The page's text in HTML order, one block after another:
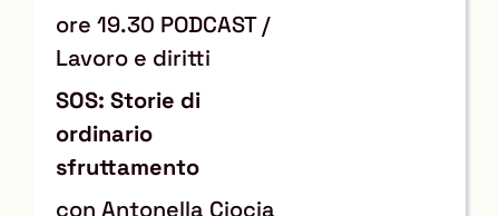
ore 19.30 PODCAST /
Lavoro e diritti
SOS: Storie di
ordinario
sfruttamento
con Antonella Ciocia